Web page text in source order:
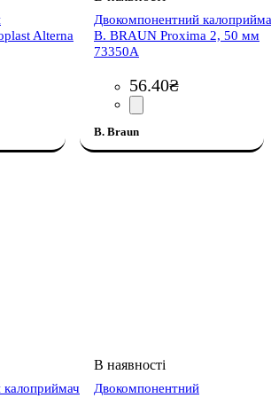
Alterna
Двокомпонентний
B. BRAUN Proxima 2, 50 мм
73350A
56.40₴
B. Braun
Двокомпонентний